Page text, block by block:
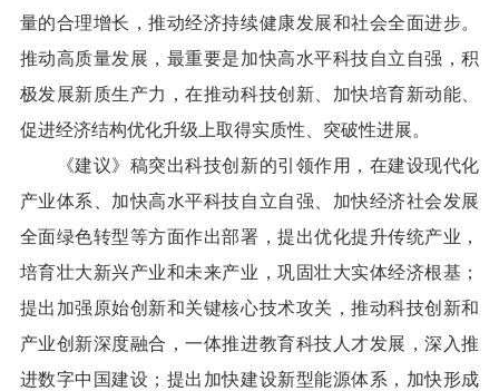
量的合理增长，推动经济持续健康发展和社会全面进步。
推动高质量发展，最重要是加快高水平科技自立自强，积
极发展新质生产力，在推动科技创新、加快培育新动能、
促进经济结构优化升级上取得实质性、突破性进展。
《建议》稿突出科技创新的引领作用，在建设现代化
产业体系、加快高水平科技自立自强、加快经济社会发展
全面绿色转型等方面作出部署，提出优化提升传统产业，
培育壮大新兴产业和未来产业，巩固壮大实体经济根基；
提出加强原始创新和关键核心技术攻关，推动科技创新和
产业创新深度融合，一体推进教育科技人才发展，深入推
进数字中国建设；提出加快建设新型能源体系，加快形成